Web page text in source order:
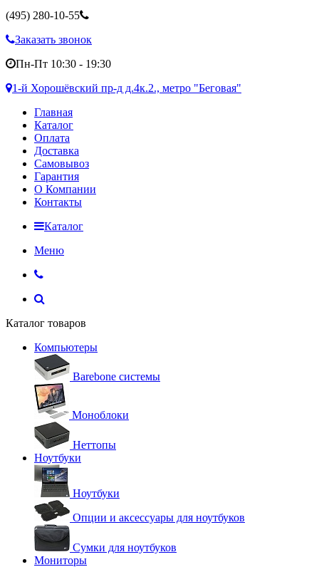
(495) 280-10-55
Заказать звонок
Пн-Пт 10:30 - 19:30
1-й Хорошёвский пр-д д.4к.2., метро "Беговая"
Главная
Каталог
Оплата
Доставка
Самовывоз
Гарантия
О Компании
Контакты
Каталог
Меню
Каталог товаров
Компьютеры
Barebone системы
Моноблоки
Неттопы
Ноутбуки
Ноутбуки
Опции и аксессуары для ноутбуков
Сумки для ноутбуков
Мониторы